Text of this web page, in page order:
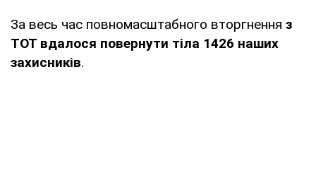
За весь час повномасштабного вторгнення з
ТОТ вдалося повернути тіла 1426 наших
захисників.